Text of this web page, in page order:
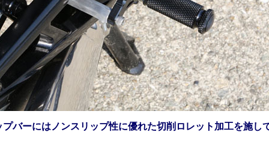
プバーにはノンスリップ性に優れた切削ロレット加工を施し